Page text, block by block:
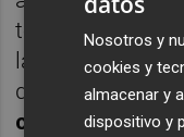
tener sentido",
la entidad. que
de Sabadell es
casi triplicado
Nosotros y
cookies y
almacenar y
dispositivo y